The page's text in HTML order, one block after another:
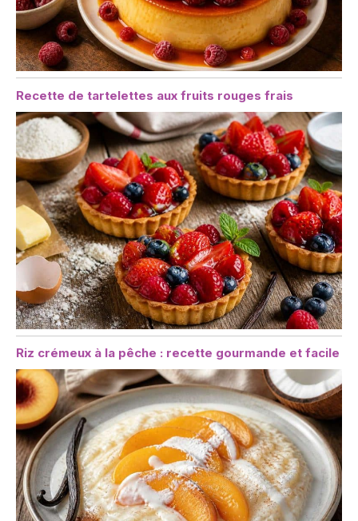
Recette de tartelettes aux fruits rouges frais
Riz crémeux à la pêche : recette gourmande et facile